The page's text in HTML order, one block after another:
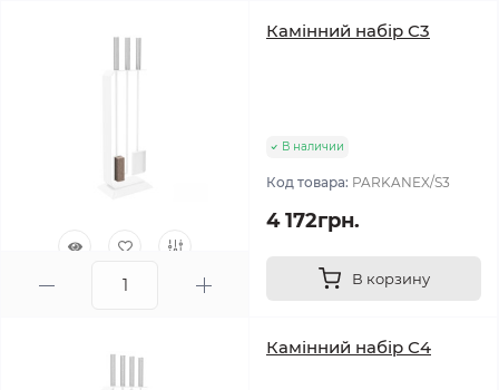
Камінний набір С3
В наличии
Код товара: PARKANEX/S3
4 172грн.
В корзину
Камінний набір С4